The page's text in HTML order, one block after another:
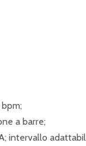
a barre;
intervallo